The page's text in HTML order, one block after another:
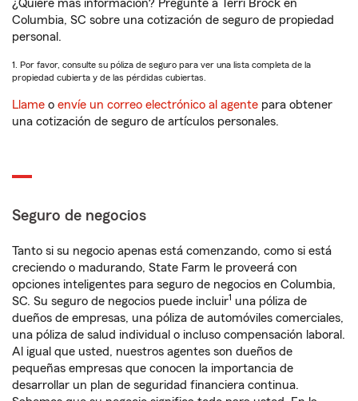
¿Quiere más información? Pregunte a Terri Brock en
Columbia, SC sobre una cotización de seguro de propiedad
personal.
1. Por favor, consulte su póliza de seguro para ver una lista completa de la
propiedad cubierta y de las pérdidas cubiertas.
Llame o envíe un correo electrónico al agente para obtener
una cotización de seguro de artículos personales.
Seguro de negocios
Tanto si su negocio apenas está comenzando, como si está
creciendo o madurando, State Farm le proveerá con
opciones inteligentes para seguro de negocios en Columbia,
SC. Su seguro de negocios puede incluir1 una póliza de
dueños de empresas, una póliza de automóviles comerciales,
una póliza de salud individual o incluso compensación laboral.
Al igual que usted, nuestros agentes son dueños de
pequeñas empresas que conocen la importancia de
desarrollar un plan de seguridad financiera continua.